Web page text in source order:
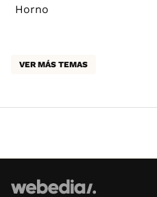
Horno
VER MÁS TEMAS